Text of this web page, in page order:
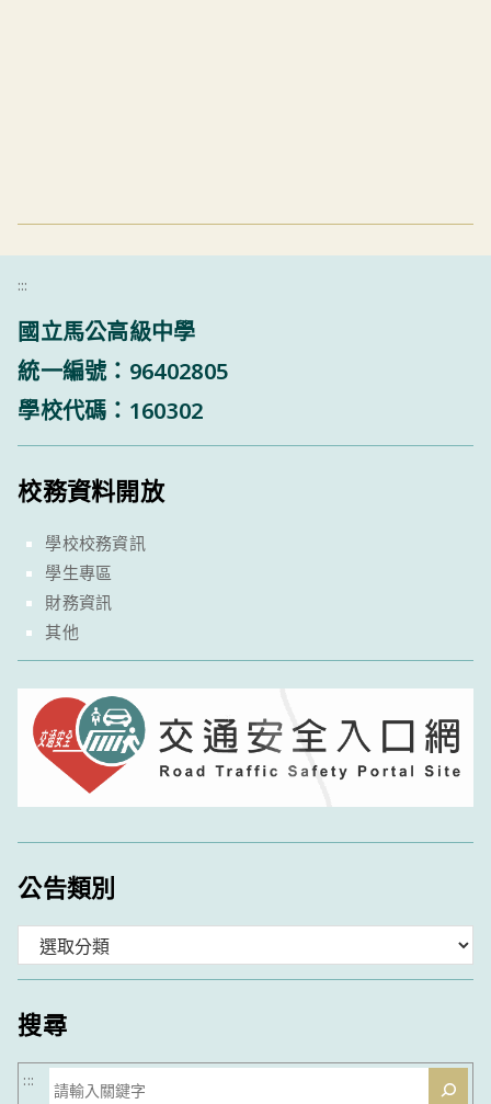
:::
國立馬公高級中學
統一編號：96402805
學校代碼：160302
校務資料開放
學校校務資訊
學生專區
財務資訊
其他
公告類別
類
搜尋
搜
:::